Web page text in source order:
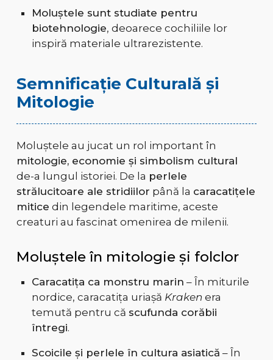
Moluștele sunt studiate pentru
biotehnologie, deoarece cochiliile lor
inspiră materiale ultrarezistente.
Semnificație Culturală și
Mitologie
Moluștele au jucat un rol important în
mitologie, economie și simbolism cultural
de-a lungul istoriei. De la perlele
strălucitoare ale stridiilor până la caracatițele
mitice din legendele maritime, aceste
creaturi au fascinat omenirea de milenii.
Moluștele în mitologie și folclor
Caracatița ca monstru marin – În miturile
nordice, caracatița uriașă Kraken era
temută pentru că scufunda corăbii
întregi.
Scoicile și perlele în cultura asiatică – În